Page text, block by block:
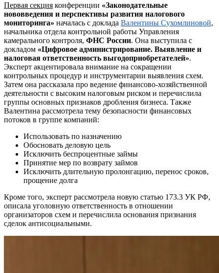
Первая секция конференции «Законодательные
нововведения и перспективы развития налогового
мониторинга» началась с доклада Валентины Сухомлиновой,
начальника отдела контрольной работы Управления
камерального контроля, ФНС России. Она выступила с
докладом «Цифровое администрирование. Выявление и
налоговая ответственность выгодоприобретателей».
Эксперт акцентировала внимание на сокращении
контрольных процедур и инструментарии выявления схем.
Затем она рассказала про ведение финансово-хозяйственной
деятельности с высоким налоговым риском и перечислила
группы основных признаков дробления бизнеса. Также
Валентина рассмотрела тему безопасности финансовых
потоков в группе компаний:
Использовать по назначению
Обосновать деловую цель
Исключить беспроцентные займы
Принятие мер по возврату займов
Исключить длительную пролонгацию, перенос сроков,
прощение долга
Кроме того, эксперт рассмотрела новую статью 173.3 УК РФ,
описала уголовную ответственность в отношении
организаторов схем и перечислила основания признания
сделок антисоциальными.